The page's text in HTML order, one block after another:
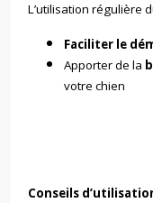
L’utilisation régulière
Faciliter le
Apporter de la
votre chien
Conseils